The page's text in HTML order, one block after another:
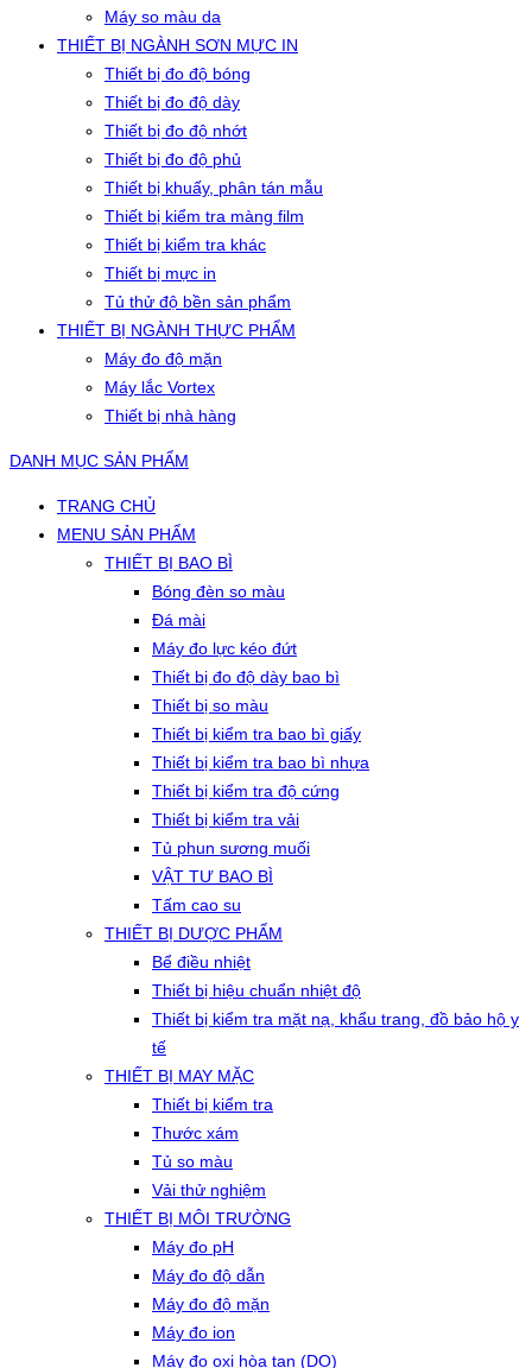
Máy so màu da
THIẾT BỊ NGÀNH SƠN MỰC IN
Thiết bị đo độ bóng
Thiết bị đo độ dày
Thiết bị đo độ nhớt
Thiết bị đo độ phủ
Thiết bị khuấy, phân tán mẫu
Thiết bị kiểm tra màng film
Thiết bị kiểm tra khác
Thiết bị mực in
Tủ thử độ bền sản phẩm
THIẾT BỊ NGÀNH THỰC PHẨM
Máy đo độ mặn
Máy lắc Vortex
Thiết bị nhà hàng
DANH MỤC SẢN PHẨM
TRANG CHỦ
MENU SẢN PHẨM
THIẾT BỊ BAO BÌ
Bóng đèn so màu
Đá mài
Máy đo lực kéo đứt
Thiết bị đo độ dày bao bì
Thiết bị so màu
Thiết bị kiểm tra bao bì giấy
Thiết bị kiểm tra bao bì nhựa
Thiết bị kiểm tra độ cứng
Thiết bị kiểm tra vải
Tủ phun sương muối
VẬT TƯ BAO BÌ
Tấm cao su
THIẾT BỊ DƯỢC PHẨM
Bể điều nhiệt
Thiết bị hiệu chuẩn nhiệt độ
Thiết bị kiểm tra mặt nạ, khẩu trang, đồ bảo hộ y
tế
THIẾT BỊ MAY MẶC
Thiết bị kiểm tra
Thước xám
Tủ so màu
Vải thử nghiệm
THIẾT BỊ MÔI TRƯỜNG
Máy đo pH
Máy đo độ dẫn
Máy đo độ mặn
Máy đo ion
Máy đo oxi hòa tan (DO)